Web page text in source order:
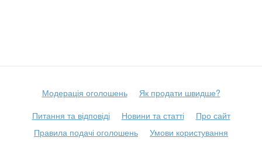
Модерація оголошень
Як продати швидше?
Питання та відповіді
Новини та статті
Про сайт
Правила подачі оголошень
Умови користування